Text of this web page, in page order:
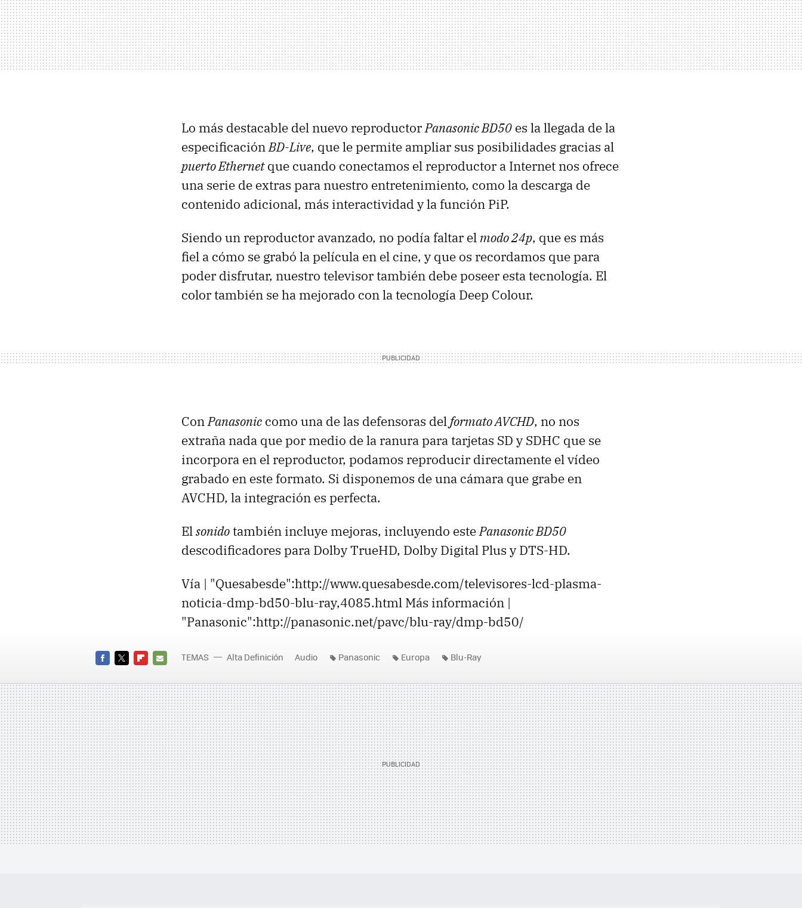
Lo más destacable del nuevo reproductorPanasonic BD50 es la llegada de la
especificaciónBD-Live, que le permite ampliar sus posibilidades gracias al
puerto Ethernetque cuando conectamos el reproductor a Internet nos ofrece
una serie de extras para nuestro entretenimiento, como la descarga de
contenido adicional, más interactividad y la función PiP.
Siendo un reproductor avanzado, no podía faltar el modo 24p, que es más
fiel a cómo se grabó la película en el cine, y que os recordamos que para
poder disfrutar, nuestro televisor también debe poseer esta tecnología. El
color también se ha mejorado con la tecnología Deep Colour.
ConPanasonic como una de las defensoras delformato AVCHD, no nos
extraña nada que por medio de la ranura para tarjetas SD y SDHC que se
incorpora en el reproductor, podamos reproducir directamente el vídeo
grabado en este formato. Si disponemos de una cámara que grabe en
AVCHD, la integración es perfecta.
Elsonido también incluye mejoras, incluyendo estePanasonic BD50
descodificadores para Dolby TrueHD, Dolby Digital Plus y DTS-HD.
Vía | "Quesabesde":http://www.quesabesde.com/televisores-lcd-plasma-
noticia-dmp-bd50-blu-ray,4085.html Más información |
"Panasonic":http://panasonic.net/pavc/blu-ray/dmp-bd50/
MAIL
TEMAS Alta Definición Audio Panasonic Europa Blu-Ray